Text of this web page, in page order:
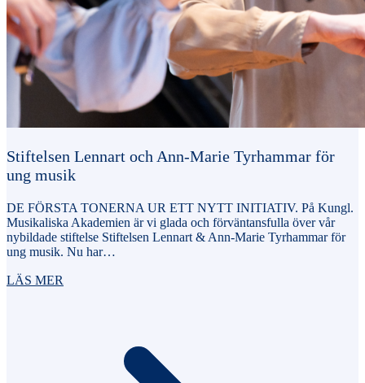
Stiftelsen Lennart och Ann-Marie Tyrhammar för
ung musik
DE FÖRSTA TONERNA UR ETT NYTT INITIATIV. På Kungl.
Musikaliska Akademien är vi glada och förväntansfulla över vår
nybildade stiftelse Stiftelsen Lennart & Ann-Marie Tyrhammar för
ung musik. Nu har…
LÄS MER